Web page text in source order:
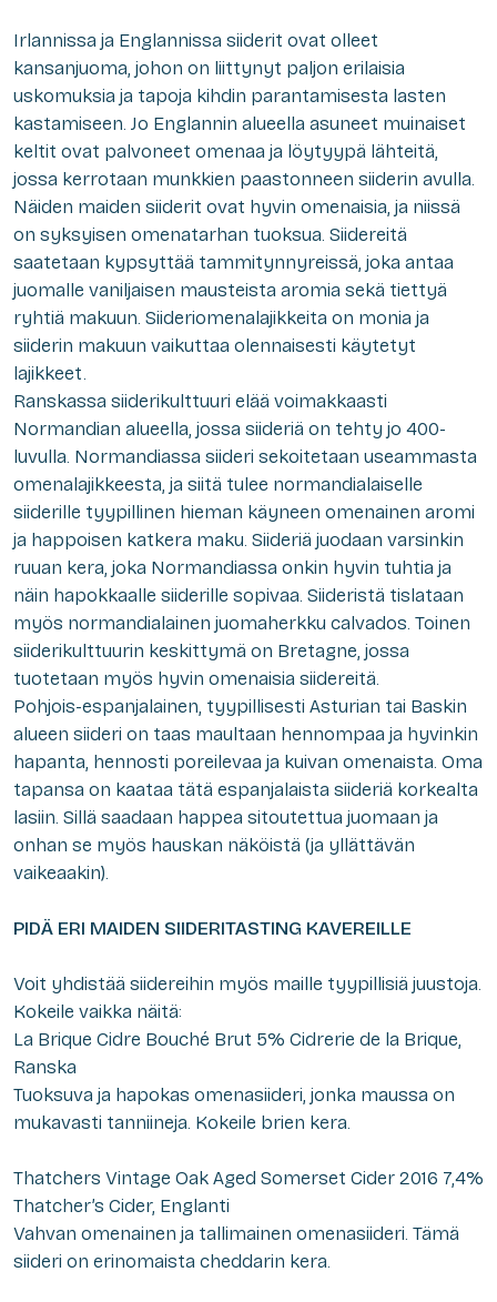
Irlannissa ja Englannissa siiderit ovat olleet
kansanjuoma, johon on liittynyt paljon erilaisia
uskomuksia ja tapoja kihdin parantamisesta lasten
kastamiseen. Jo Englannin alueella asuneet muinaiset
keltit ovat palvoneet omenaa ja löytyypä lähteitä,
jossa kerrotaan munkkien paastonneen siiderin avulla.
Näiden maiden siiderit ovat hyvin omenaisia, ja niissä
on syksyisen omenatarhan tuoksua. Siidereitä
saatetaan kypsyttää tammitynnyreissä, joka antaa
juomalle vaniljaisen mausteista aromia sekä tiettyä
ryhtiä makuun. Siideriomenalajikkeita on monia ja
siiderin makuun vaikuttaa olennaisesti käytetyt
lajikkeet.
Ranskassa siiderikulttuuri elää voimakkaasti
Normandian alueella, jossa siideriä on tehty jo 400-
luvulla. Normandiassa siideri sekoitetaan useammasta
omenalajikkeesta, ja siitä tulee normandialaiselle
siiderille tyypillinen hieman käyneen omenainen aromi
ja happoisen katkera maku. Siideriä juodaan varsinkin
ruuan kera, joka Normandiassa onkin hyvin tuhtia ja
näin hapokkaalle siiderille sopivaa. Siideristä tislataan
myös normandialainen juomaherkku calvados. Toinen
siiderikulttuurin keskittymä on Bretagne, jossa
tuotetaan myös hyvin omenaisia siidereitä.
Pohjois-espanjalainen, tyypillisesti Asturian tai Baskin
alueen siideri on taas maultaan hennompaa ja hyvinkin
hapanta, hennosti poreilevaa ja kuivan omenaista. Oma
tapansa on kaataa tätä espanjalaista siideriä korkealta
lasiin. Sillä saadaan happea sitoutettua juomaan ja
onhan se myös hauskan näköistä (ja yllättävän
vaikeaakin).
PIDÄ ERI MAIDEN SIIDERITASTING KAVEREILLE
Voit yhdistää siidereihin myös maille tyypillisiä juustoja.
Kokeile vaikka näitä:
La Brique Cidre Bouché Brut 5% Cidrerie de la Brique,
Ranska
Tuoksuva ja hapokas omenasiideri, jonka maussa on
mukavasti tanniineja. Kokeile brien kera.
Thatchers Vintage Oak Aged Somerset Cider 2016 7,4%
Thatcher’s Cider, Englanti
Vahvan omenainen ja tallimainen omenasiideri. Tämä
siideri on erinomaista cheddarin kera.